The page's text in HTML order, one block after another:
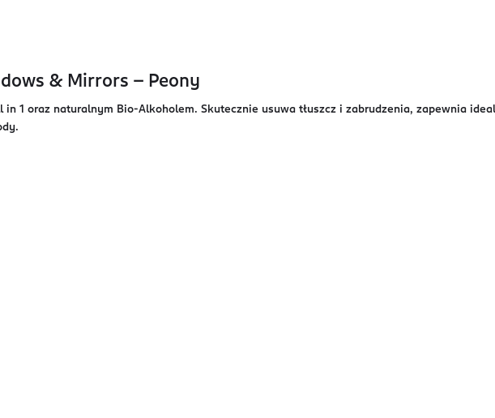
& Mirrors - Peony
1 oraz naturalnym Bio-Alkoholem. Skutecznie usuwa tłuszcz i zabrudzenia, zapewnia